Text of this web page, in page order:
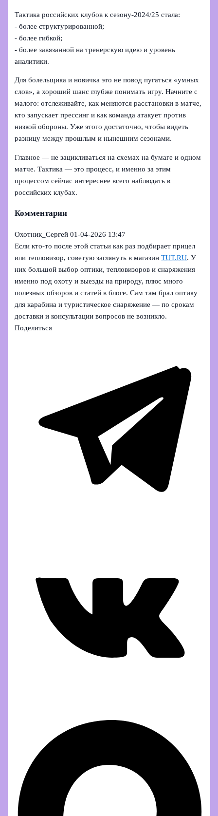
Тактика российских клубов к сезону‑2024/25 стала:
- более структурированной;
- более гибкой;
- более завязанной на тренерскую идею и уровень
аналитики.
Для болельщика и новичка это не повод пугаться «умных
слов», а хороший шанс глубже понимать игру. Начните с
малого: отслеживайте, как меняются расстановки в матче,
кто запускает прессинг и как команда атакует против
низкой обороны. Уже этого достаточно, чтобы видеть
разницу между прошлым и нынешним сезонами.
Главное — не зацикливаться на схемах на бумаге и одном
матче. Тактика — это процесс, и именно за этим
процессом сейчас интереснее всего наблюдать в
российских клубах.
Комментарии
Охотник_Сергей 01-04-2026 13:47
Если кто-то после этой статьи как раз подбирает прицел
или тепловизор, советую заглянуть в магазинTUT.RU. У
них большой выбор оптики, тепловизоров и снаряжения
именно под охоту и выезды на природу, плюс много
полезных обзоров и статей в блоге. Сам там брал оптику
для карабина и туристическое снаряжение — по срокам
доставки и консультации вопросов не возникло.
Поделиться